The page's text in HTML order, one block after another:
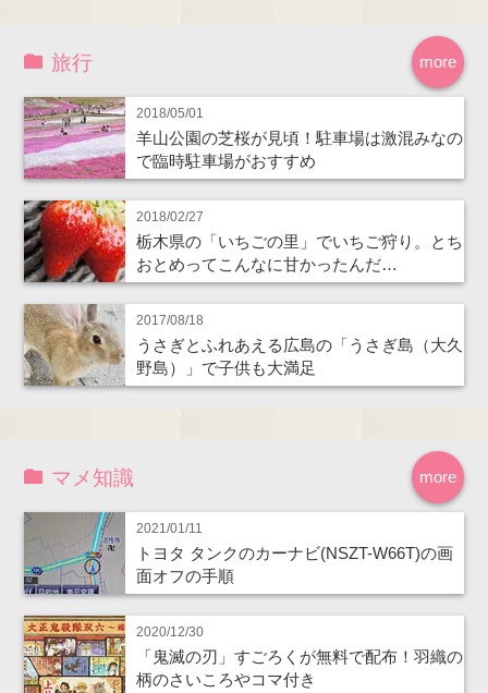
more
旅行
2018/05/01
羊山公園の芝桜が見頃！駐車場は激混みなの
で臨時駐車場がおすすめ
2018/02/27
栃木県の「いちごの里」でいちご狩り。とち
おとめってこんなに甘かったんだ…
2017/08/18
うさぎとふれあえる広島の「うさぎ島（大久
野島）」で子供も大満足
more
マメ知識
2021/01/11
トヨタ タンクのカーナビ(NSZT-W66T)の画
面オフの手順
2020/12/30
「鬼滅の刃」すごろくが無料で配布！羽織の
柄のさいころやコマ付き